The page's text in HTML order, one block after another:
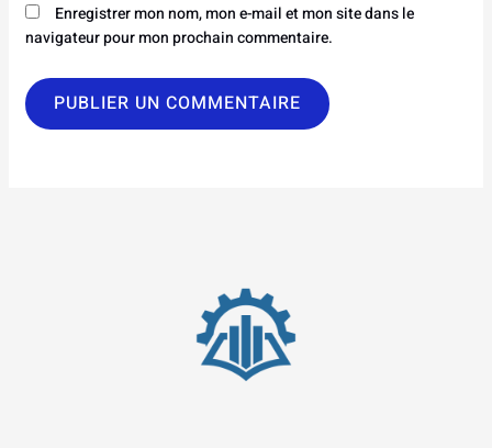
Enregistrer mon nom, mon e-mail et mon site dans le
navigateur pour mon prochain commentaire.